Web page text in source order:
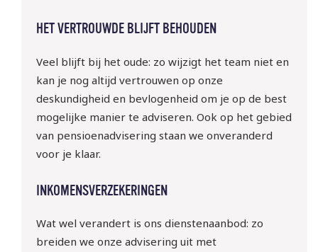
HET VERTROUWDE BLIJFT BEHOUDEN
Veel blijft bij het oude: zo wijzigt het team niet en
kan je nog altijd vertrouwen op onze
deskundigheid en bevlogenheid om je op de best
mogelijke manier te adviseren. Ook op het gebied
van pensioenadvisering staan we onveranderd
voor je klaar.
INKOMENSVERZEKERINGEN
Wat wel verandert is ons dienstenaanbod: zo
breiden we onze advisering uit met